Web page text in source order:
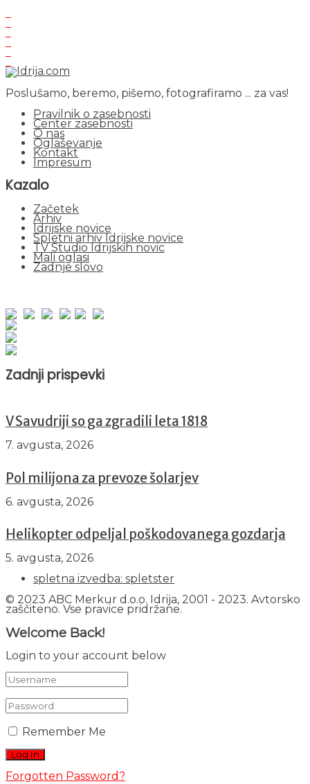
Poslušamo, beremo, pišemo, fotografiramo ... za vas!
Pravilnik o zasebnosti
Center zasebnosti
O nas
Oglaševanje
Kontakt
Impresum
Kazalo
Začetek
Arhiv
Idrijske novice
Spletni arhiv Idrijske novice
TV Studio Idrijskih novic
Mali oglasi
Zadnje slovo
Zadnji prispevki
V Savudriji so ga zgradili leta 1818
7. avgusta, 2026
Pol milijona za prevoze šolarjev
6. avgusta, 2026
Helikopter odpeljal poškodovanega gozdarja
5. avgusta, 2026
spletna izvedba: spletster
© 2023 ABC Merkur d.o.o. Idrija, 2001 - 2023. Avtorsko
zaščiteno. Vse pravice pridržane.
Welcome Back!
Login to your account below
Remember Me
Forgotten Password?